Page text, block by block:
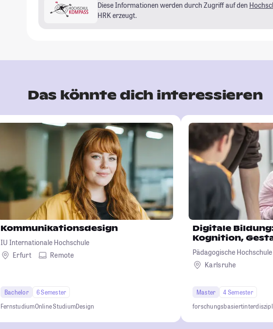
Diese Informationen werden durch Zugriff auf den
HRK erzeugt.
Das könnte dich interessieren
Kommunikationsdesign
IU Internationale Hochschule
Erfurt
Remote
Bachelor
6 Semester
FernstudiumOnline StudiumDesign
Digitale
Kognition,
Pädagogische
Karlsruhe
Master
4 Semester
forschungsbasiert